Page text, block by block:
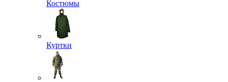
Нательное белье
Кальсоны